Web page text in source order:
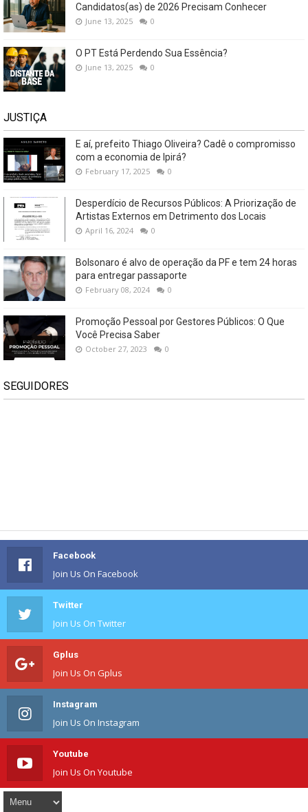
Candidatos(as) de 2026 Precisam Conhecer
June 13, 2025 0
O PT Está Perdendo Sua Essência?
June 13, 2025 0
JUSTIÇA
E aí, prefeito Thiago Oliveira? Cadê o compromisso
com a economia de Ipirá?
February 17, 2025 0
Desperdício de Recursos Públicos: A Priorização de
Artistas Externos em Detrimento dos Locais
April 16, 2024 0
Bolsonaro é alvo de operação da PF e tem 24 horas
para entregar passaporte
February 08, 2024 0
Promoção Pessoal por Gestores Públicos: O Que
Você Precisa Saber
October 27, 2023 0
SEGUIDORES
Facebook
Join Us On Facebook
Twitter
Join Us On Twitter
Gplus
Join Us On Gplus
Instagram
Join Us On Instagram
Youtube
Join Us On Youtube